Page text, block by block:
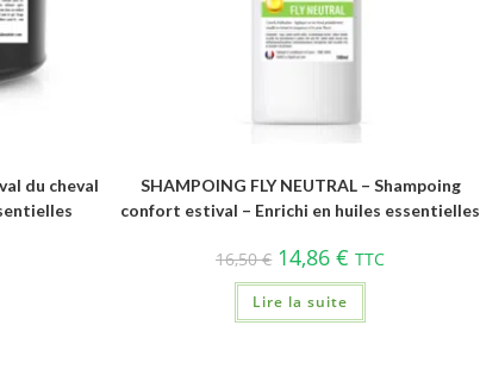
du cheval
SHAMPOING FLY NEUTRAL – Shampoing
confort estival – Enrichi en huiles essentielles
16,50€ 14,86€ TTC
Lire la suite